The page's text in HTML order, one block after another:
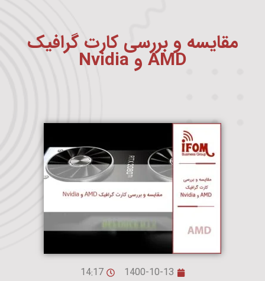
مقایسه و بررسی کارت گرافیک
AMD و Nvidia
1400-10-13
14:17